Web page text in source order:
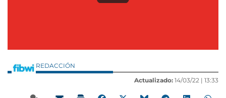
REDACCIÓN
Actualizado: 14/03/22 | 13:33